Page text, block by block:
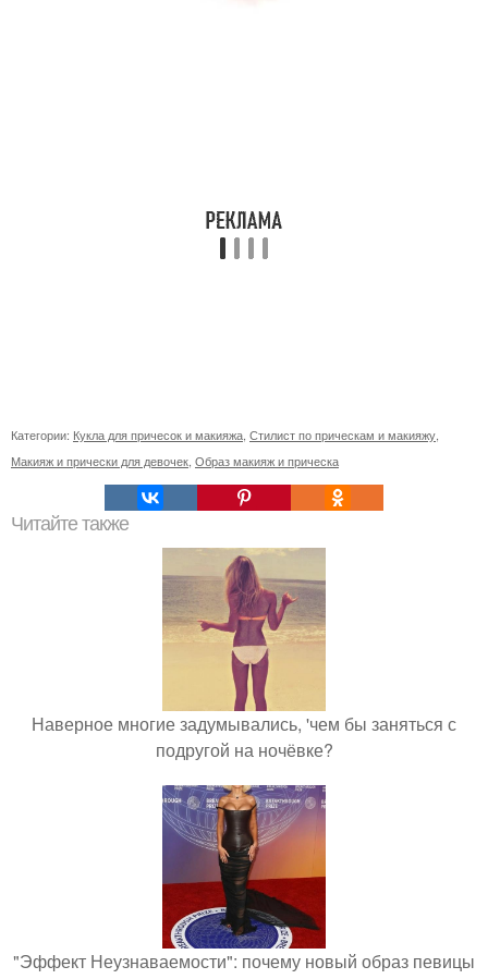
Категории: Кукла для причесок и макияжа Стилист по прическам и макияжу
Макияж и прически для девочек Образ макияж и прическа
Читайте также
Наверное многие задумывались, 'чем бы заняться с
подругой на ночёвке?
"Эффект Неузнаваемости": почему новый образ певицы